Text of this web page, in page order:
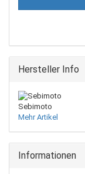
Hersteller Info
Sebimoto
Mehr Artikel
Informationen